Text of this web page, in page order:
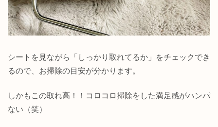
シートを見ながら「しっかり取れてるか」をチェックでき
るので、お掃除の目安が分かります。
しかもこの取れ高！！コロコロ掃除をした満足感がハンパ
ない（笑）